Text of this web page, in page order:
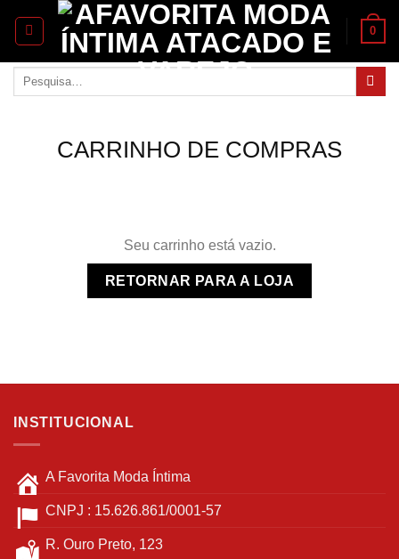
0
Pesquisar
CARRINHO DE COMPRAS
Seu carrinho está vazio.
RETORNAR PARA A LOJA
INSTITUCIONAL
A Favorita Moda Íntima
CNPJ : 15.626.861/0001-57
R. Ouro Preto, 123